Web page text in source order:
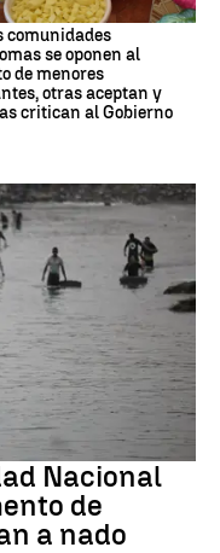
comunidades
se oponen al
de menores
otras aceptan y
critican al Gobierno
Nacional
de
a nado